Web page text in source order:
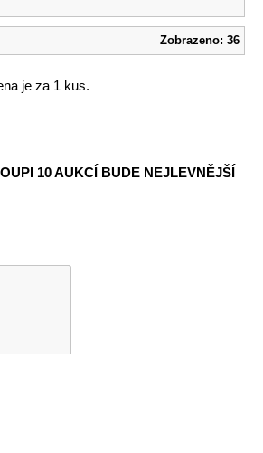
Zobrazeno: 36
je za 1 kus.
10 AUKCÍ BUDE NEJLEVNĚJŠÍ